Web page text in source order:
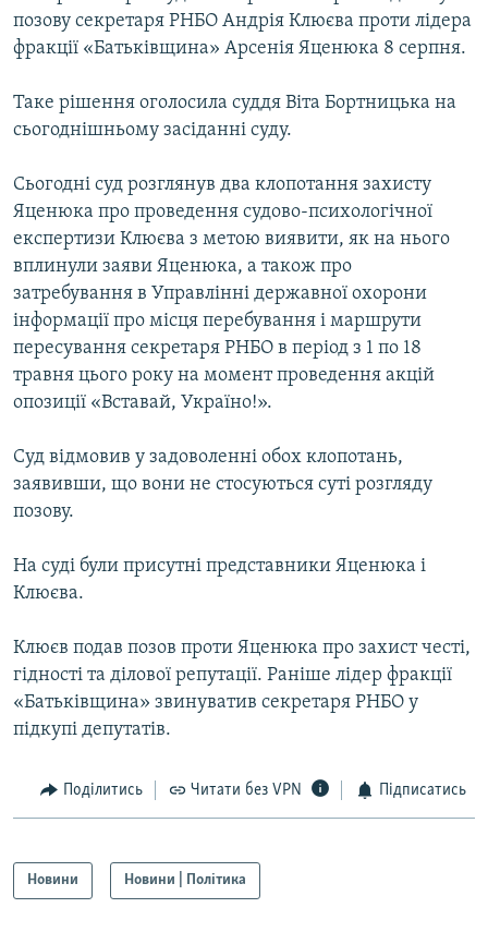
УКР
КТАТ
ДОЛУЧАЙСЯ!
Усі сайти RFE/RL
позову секретаря РНБО Андрія Клюєва проти лідера
фракції «Батьківщина» Арсенія Яценюка 8 серпня.
Таке рішення оголосила суддя Віта Бортницька на
сьогоднішньому засіданні суду.
Сьогодні суд розглянув два клопотання захисту
Яценюка про проведення судово-психологічної
експертизи Клюєва з метою виявити, як на нього
вплинули заяви Яценюка, а також про
затребування в Управлінні державної охорони
інформації про місця перебування і маршрути
пересування секретаря РНБО в період з 1 по 18
травня цього року на момент проведення акцій
опозиції «Вставай, Україно!».
Суд відмовив у задоволенні обох клопотань,
заявивши, що вони не стосуються суті розгляду
позову.
На суді були присутні представники Яценюка і
Клюєва.
Клюєв подав позов проти Яценюка про захист честі,
гідності та ділової репутації. Раніше лідер фракції
«Батьківщина» звинуватив секретаря РНБО у
підкупі депутатів.
Поділитись Читати без VPN Підписатись
Новини Новини | Політика